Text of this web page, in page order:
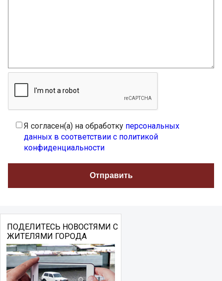
Я согласен(а) на обработку персональных
данных в соответствии с политикой
конфиденциальности
ПОДЕЛИТЕСЬ НОВОСТЯМИ С
ЖИТЕЛЯМИ ГОРОДА